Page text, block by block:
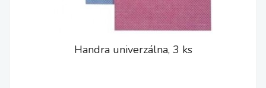
Handra univerzálna, 3 ks